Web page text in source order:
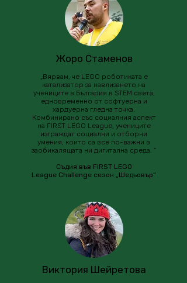
Жоро Стаменов
„Вярвам, че LEGO роботиката е
катализатор за навлизането на
учениците в България в STEM света,
едновременно от софтуерна и
хардуерна гледна точка.
Комбинирано със социалния аспект
на FIRST LEGO League, учениците
изграждат социални и отборни
умения, които са все по-важни в
заобикалящата ни дигитална среда. “
Съдия във FIRST LEGO
League Challenge сезон „Шедьовър“
Виктория Шейретова